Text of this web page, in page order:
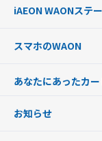
チャージ上限金額の
iAEON WAONステ
スマホのWAON
あなたにあったカ
フードバンク応援
お知らせ